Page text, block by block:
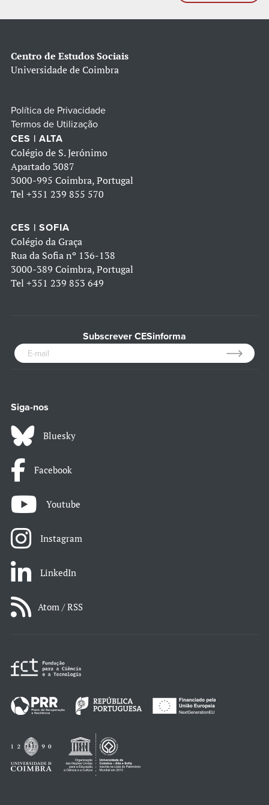
Centro de Estudos Sociais
Universidade de Coimbra
Política de Privacidade
Termos de Utilização
CES | ALTA
Colégio de S. Jerónimo
Apartado 3087
3000-995 Coimbra, Portugal
Tel +351 239 855 570
CES | SOFIA
Colégio da Graça
Rua da Sofia nº 136-138
3000-389 Coimbra, Portugal
Tel +351 239 853 649
Subscrever CESinforma
Siga-nos
Bluesky
Facebook
Youtube
Instagram
LinkedIn
Atom / RSS